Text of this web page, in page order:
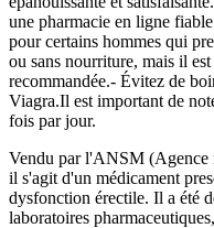
une pharmacie en ligne
pour certains hommes qui
ou sans nourriture, mais il
recommandée.- Évitez de
Viagra.Il est important de
fois par jour.
Vendu par l'ANSM (Agence
il s'agit d'un médicament
dysfonction érectile. Il a été
laboratoires